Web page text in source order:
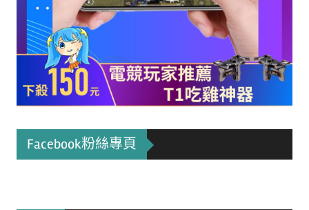
Facebook粉絲專頁